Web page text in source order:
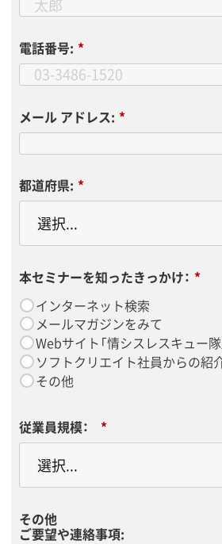
*
電話番号:
*
メール アドレス:
*
都道府県:
*
本セミナーを知ったきっかけ：
インターネット検索
メールマガジンをみて
Webサイト「情シスレスキュー隊
ソフトクリエイト社員からの紹
その他
*
従業員規模：
その他
ご要望や連絡事項: